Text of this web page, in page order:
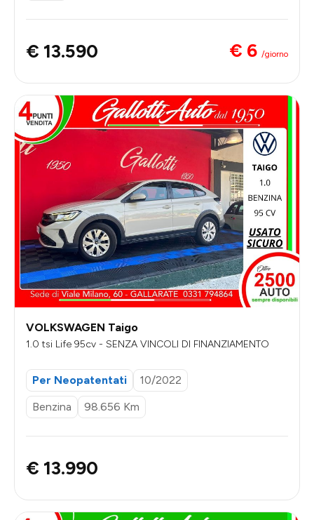
€ 13.590 € 6 /giorno
VOLKSWAGEN Taigo
1.0 tsi Life 95cv - SENZA VINCOLI DI FINANZIAMENTO
Per Neopatentati
10/2022
Benzina
98.656 Km
€ 13.990